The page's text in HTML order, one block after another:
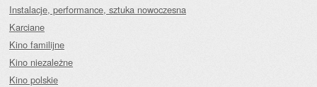
Instalacje, performance, sztuka nowoczesna
Karciane
Kino familijne
Kino niezależne
Kino polskie